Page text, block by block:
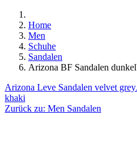
Home
Men
Schuhe
Sandalen
Arizona BF Sandalen
Arizona Leve Sandalen velvet grey
khaki
Zurück zu: Men Sandalen